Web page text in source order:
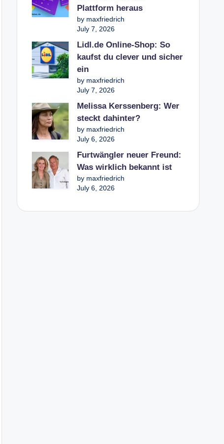
Plattform heraus
by maxfriedrich
July 7, 2026
Lidl.de Online-Shop: So
kaufst du clever und sicher
ein
by maxfriedrich
July 7, 2026
Melissa Kerssenberg: Wer
steckt dahinter?
by maxfriedrich
July 6, 2026
Furtwängler neuer Freund:
Was wirklich bekannt ist
by maxfriedrich
July 6, 2026